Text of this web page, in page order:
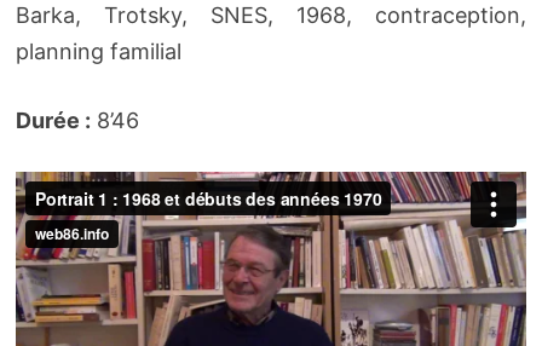
Barka, Trotsky, SNES, 1968, contraception,
planning familial
Durée : 8’46